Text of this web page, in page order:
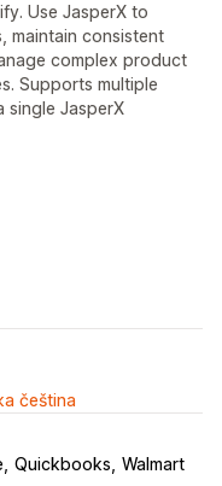
Use JasperX to
maintain consistent
complex product
Supports multiple
JasperX
čeština
Quickbooks Walmart